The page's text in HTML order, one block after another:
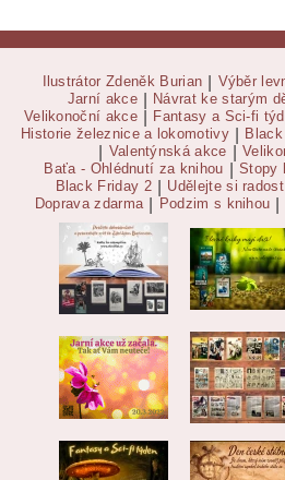
Ilustrátor Zdeněk Burian Výběr
Jarní akce Návrat ke starým
Velikonoční akce Fantasy a Sci-fi
Historie železnice a lokomotivy
Valentýnská akce
Baťa - Ohlédnutí za knihou Stopy
Black Friday 2 Udělejte si radost
Doprava zdarma Podzim s knihou